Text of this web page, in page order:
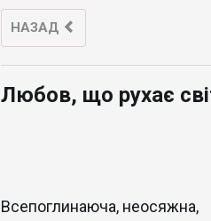
НАЗАД
Любов, що рухає
Всепоглинаюча, неосяжна,